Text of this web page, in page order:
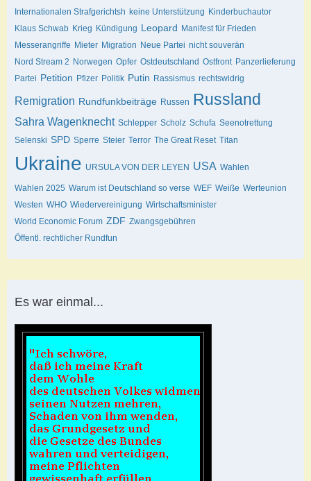
Internationalen Strafgerichtsh keine Unterstützung Kinderbuchautor
Klaus Schwab Krieg Kündigung Leopard Manifest für Frieden
Messerangriffe Mieter Migration Neue Partei nicht souverän
Nord Stream 2 Norwegen Opfer Ostdeutschland Ostfront Panzerlieferung
Partei Petition Pfizer Politik Putin Rassismus rechtswidrig
Remigration Rundfunkbeiträge Russen Russland
Sahra Wagenknecht Schlepper Scholz Schufa Seenotrettung
Selenski SPD Sperre Steier Terror The Great Reset Titan
Ukraine URSULA VON DER LEYEN USA Wahlen
Wahlen 2025 Warum ist Deutschland so verse WEF Weiße Werteunion
Westen WHO Wiedervereinigung Wirtschaftsminister
World Economic Forum ZDF Zwangsgebühren
Öffentl. rechtlicher Rundfun
Es war einmal...